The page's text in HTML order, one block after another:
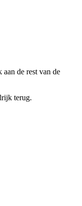
de rest van de
terug.